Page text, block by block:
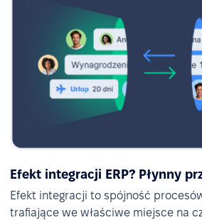
Efekt integracji ERP? Płynny
Efekt integracji to spójność
trafiające we właściwe miejsce na